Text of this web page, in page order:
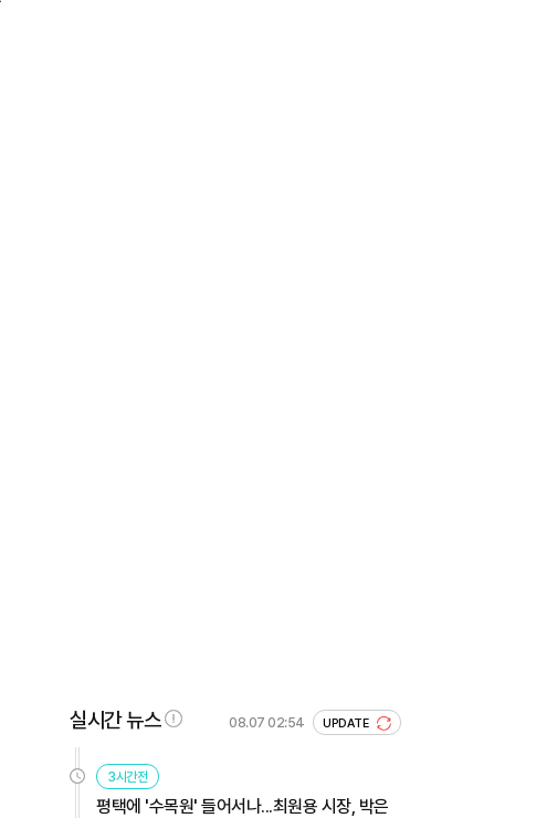
실시간 뉴스 08.07 02:54 UPDATE
3시간전
평택에 '수목원' 들어서나...최원용 시장, 박은